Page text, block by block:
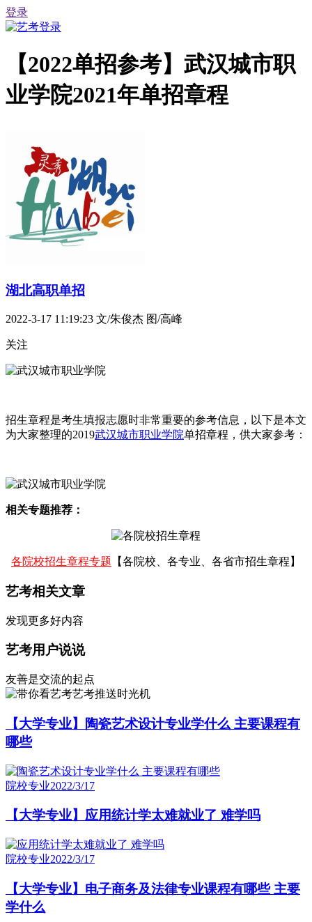
登录
【2022单招参考】武汉城市职
业学院2021年单招章程
湖北高职单招
2022-3-17 11:19:23 文/朱俊杰 图/高峰
关注
招生章程是考生填报志愿时非常重要的参考信息，以下是本文
为大家整理的2019武汉城市职业学院单招章程，供大家参考：
相关专题推荐：
各院校招生章程专题 【各院校、各专业、各省市招生章程】
艺考相关文章
发现更多好内容
艺考用户说说
友善是交流的起点
艺考推送时光机
【大学专业】陶瓷艺术设计专业学什么 主要课程有
哪些
院校专业2022/3/17
【大学专业】应用统计学太难就业了 难学吗
院校专业2022/3/17
【大学专业】电子商务及法律专业课程有哪些 主要
学什么